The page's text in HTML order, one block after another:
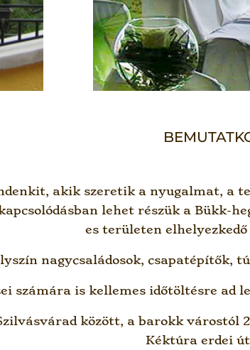
akik szeretik a nyugalmat, a
lehet részük a Bükk-
es területen
nagycsaládosok, csapatépítők,
számára is kellemes időtöltésre ad
között, a barokk
Kéktúra erdei